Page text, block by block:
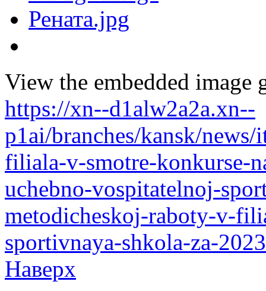
View the embedded image
https://xn--d1alw2a2a.xn--
p1ai/branches/kansk/
filiala-v-smotre-konkurse-
uchebno-vospitatelnoj-
metodicheskoj-raboty-v-
sportivnaya-shkola-za-
Наверх